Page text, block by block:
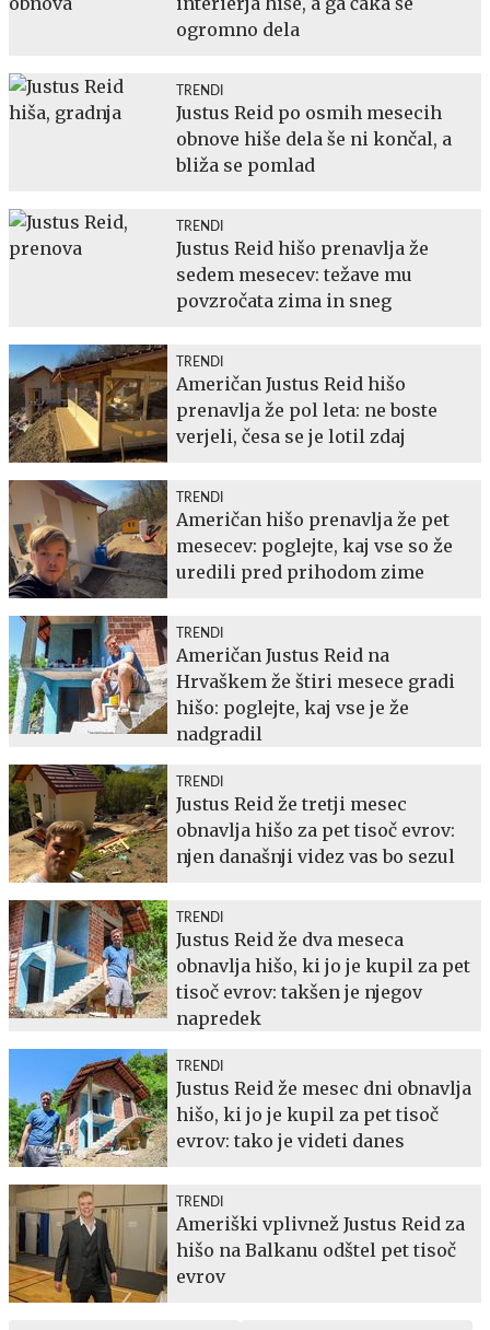
ogromno dela
TRENDI
Justus Reid po osmih mesecih
obnove hiše dela še ni končal, a
bliža se pomlad
TRENDI
Justus Reid hišo prenavlja že
sedem mesecev: težave mu
povzročata zima in sneg
TRENDI
Američan Justus Reid hišo
prenavlja že pol leta: ne boste
verjeli, česa se je lotil zdaj
TRENDI
Američan hišo prenavlja že pet
mesecev: poglejte, kaj vse so že
uredili pred prihodom zime
TRENDI
Američan Justus Reid na
Hrvaškem že štiri mesece gradi
hišo: poglejte, kaj vse je že
nadgradil
TRENDI
Justus Reid že tretji mesec
obnavlja hišo za pet tisoč evrov:
njen današnji videz vas bo sezul
TRENDI
Justus Reid že dva meseca
obnavlja hišo, ki jo je kupil za pet
tisoč evrov: takšen je njegov
napredek
TRENDI
Justus Reid že mesec dni obnavlja
hišo, ki jo je kupil za pet tisoč
evrov: tako je videti danes
TRENDI
Ameriški vplivnež Justus Reid za
hišo na Balkanu odštel pet tisoč
evrov